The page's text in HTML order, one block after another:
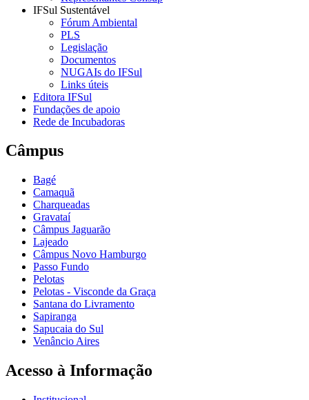
IFSul Sustentável
Fórum Ambiental
PLS
Legislação
Documentos
NUGAIs do IFSul
Links úteis
Editora IFSul
Fundações de apoio
Rede de Incubadoras
Câmpus
Bagé
Camaquã
Charqueadas
Gravataí
Câmpus Jaguarão
Lajeado
Câmpus Novo Hamburgo
Passo Fundo
Pelotas
Pelotas - Visconde da Graça
Santana do Livramento
Sapiranga
Sapucaia do Sul
Venâncio Aires
Acesso à Informação